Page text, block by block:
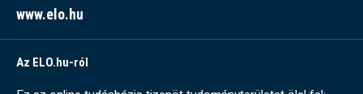
www.elo.hu
Az ELO.hu-ról